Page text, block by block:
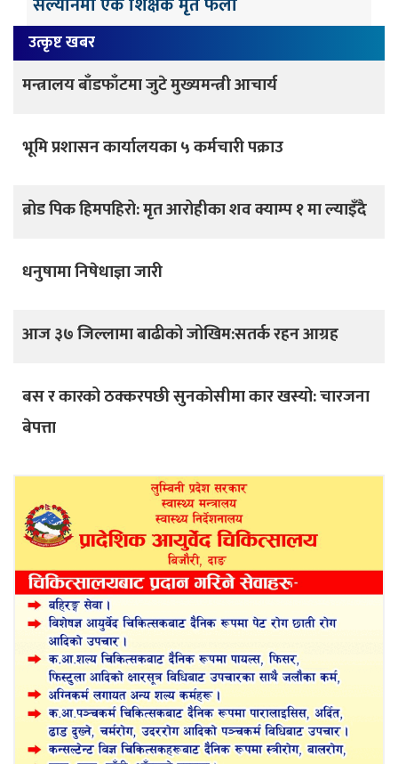
उत्कृष्ट खबर
मन्त्रालय बाँडफाँटमा जुटे मुख्यमन्त्री आचार्य
भूमि प्रशासन कार्यालयका ५ कर्मचारी पक्राउ
ब्रोड पिक हिमपहिरो: मृत आरोहीका शव क्याम्प १ मा ल्याइँदै
धनुषामा निषेधाज्ञा जारी
आज ३७ जिल्लामा बाढीको जोखिम:सतर्क रहन आग्रह
बस र कारको ठक्करपछी सुनकोसीमा कार खस्यो: चारजना
बेपत्ता